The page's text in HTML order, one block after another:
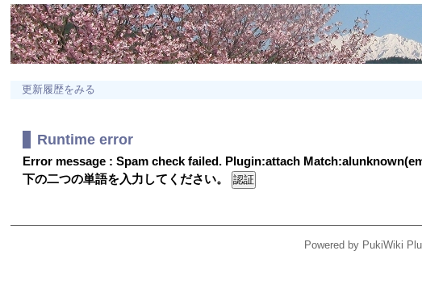
更新履歴をみる
Runtime error
Error message : Spam check failed. Plugin:attach
下の二つの単語を入力してください。
Powered by PukiWiki